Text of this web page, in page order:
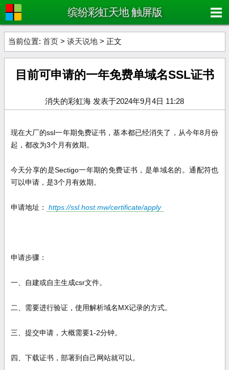
缤纷彩虹天地 触屏版
当前位置: 首页 > 谈天说地 > 正文
目前可申请的一年免费单域名SSL证书
消失的彩虹海 发表于2024年9月4日 11:28
现在大厂的ssl一年期免费证书，基本都已经消失了，从今年8月份
起，都改为3个月有效期。
今天分享的是Sectigo一年期的免费证书，是单域名的。通配符也
可以申请，是3个月有效期。
申请地址： https://ssl.host.mw/certificate/apply
申请步骤：
一、自建或自主生成csr文件。
二、需要进行验证，使用解析域名MX记录的方式。
三、提交申请，大概需要1-2分钟。
四、下载证书，部署到自己网站就可以。